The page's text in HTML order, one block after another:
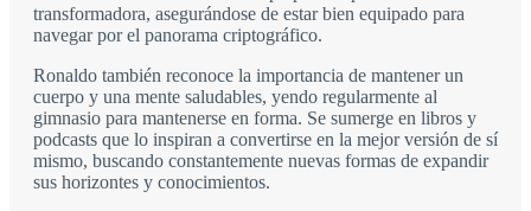
transformadora, asegurándose de estar bien equipado para
navegar por el panorama criptográfico.
Ronaldo también reconoce la importancia de mantener un
cuerpo y una mente saludables, yendo regularmente al
gimnasio para mantenerse en forma. Se sumerge en libros y
podcasts que lo inspiran a convertirse en la mejor versión de sí
mismo, buscando constantemente nuevas formas de expandir
sus horizontes y conocimientos.